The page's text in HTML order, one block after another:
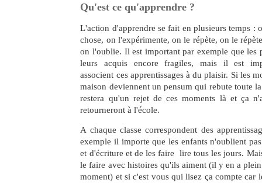
Qu'est ce qu'apprendre ?
L'action d'apprendre se fait en plusieurs temps :
chose, on l'expérimente, on le répète, on le
on l'oublie. Il est important par exemple que les
leurs acquis encore fragiles, mais il est
associent ces apprentissages à du plaisir. Si les
maison deviennent un pensum qui rebute toute
restera qu'un rejet de ces moments là et ça
retourneront à l'école.
A chaque classe correspondent des
exemple il importe que les enfants n'oublient
et d'écriture et de les faire lire tous les jours.
le faire avec histoires qu'ils aiment (il y en a
moment) et si c'est vous qui lisez ça compte car